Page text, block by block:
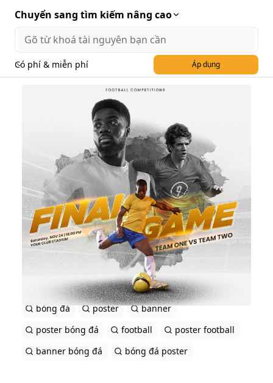
Chuyển sang tìm kiếm nâng cao
Có phí & miễn phí Áp dụng
Banner trận đấu giao hữu
bóng đá file PSD
Tag liên quan
bóng đá
poster
banner
poster bóng đá
football
poster football
banner bóng đá
bóng đá poster